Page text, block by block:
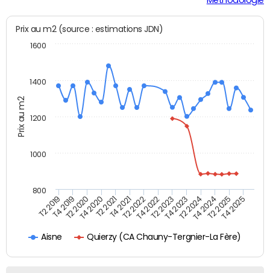
Prix au m2
Prix au m2 (source : estimations JDN)
Aisne Quierzy (CA Chauny-Tergnier-La Fère)
T2 2019T4 2019T2 2020T4 2020T2 2021T4 2021T2 2022T4 2022T2 2023T4 2023T2 2024T4 2024T2 2025T4 2025
800
1000
1200
1400
1600